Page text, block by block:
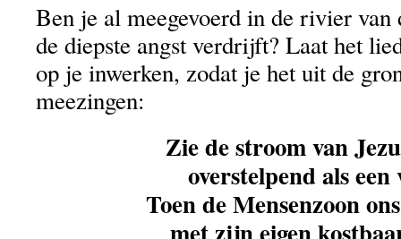
Ben je al meegevoerd in de rivier
de diepste angst verdrijft? Laat het
op je inwerken, zodat je het uit de
meezingen:
Zie de stroom van
overstelpend als een
Toen de Mensenzoon